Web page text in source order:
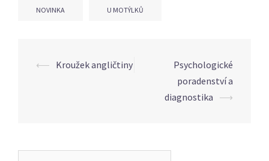
NOVINKA U MOTÝLKŮ
Post
⟵ Kroužek angličtiny
Psychologické
poradenství a
diagnostika ⟶